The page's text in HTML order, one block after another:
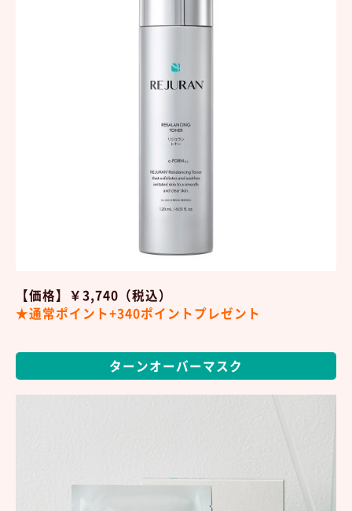
【価格】￥3,740（税込）
★通常ポイント+340ポイントプレゼント
ターンオーバーマスク